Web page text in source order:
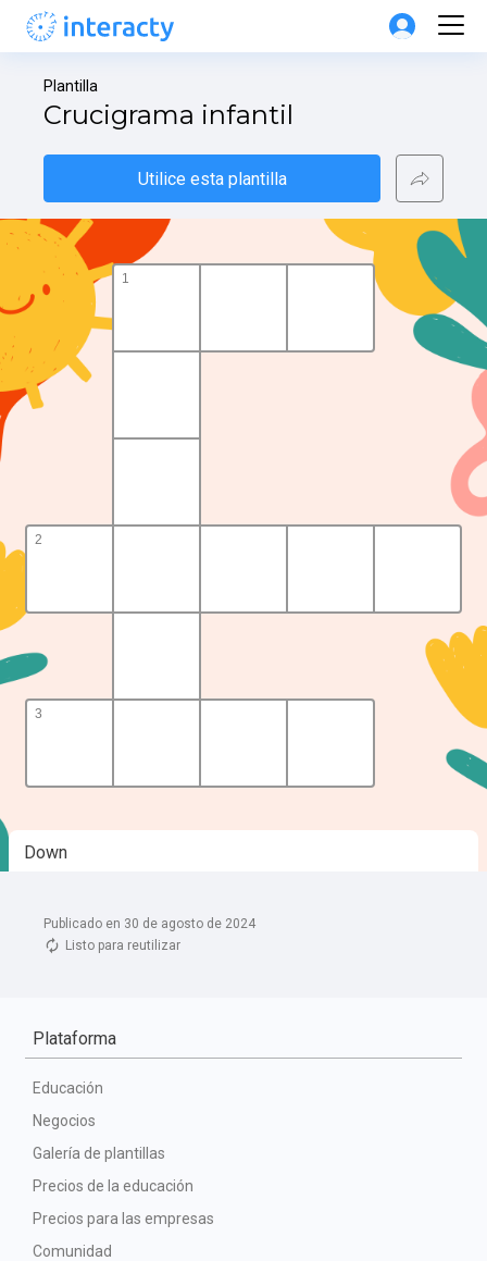
Publicado en 30 de agosto de 2024
Listo para reutilizar
Plantilla
Crucigrama infantil
Utilice esta plantilla
Plataforma
Educación
Negocios
Galería de plantillas
Precios de la educación
Precios para las empresas
Comunidad